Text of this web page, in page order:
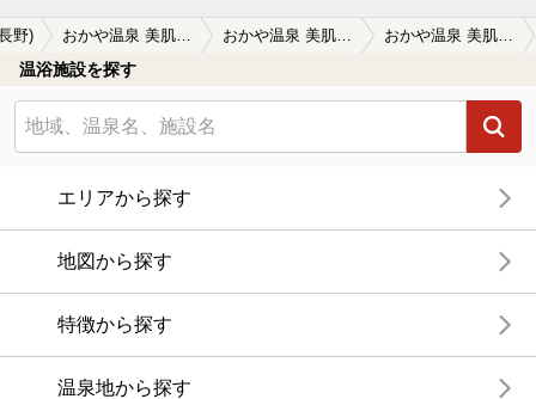
野) おかや温泉 美肌の湯 ロマネットの口コミ フロントの方の対応も、温泉もサウナも申…
温浴施設を探す
エリアから探す
地図から探す
特徴から探す
温泉地から探す